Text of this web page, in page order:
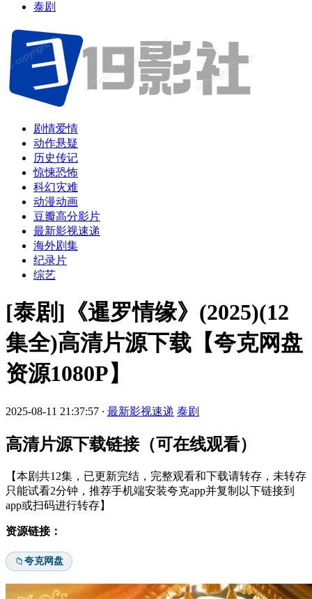
泰剧
剧情爱情
动作悬疑
历史传记
惊悚恐怖
科幻灾难
动漫动画
豆瓣高分影片
最新影视速递
海外剧集
纪录片
综艺
[泰剧]《暹罗情缘》(2025)(12
集全)高清片源下载【夸克网盘
资源1080P】
2025-08-11 21:37:57 · 最新影视速递 泰剧
高清片源下载链接（可在线观看）
【本剧共12集，已更新完结，完整观看和下载请转存，未转存
只能试看2分钟，推荐手机端安装夸克app并复制以下链接到
app或扫码进行转存】
资源链接：
📁夸克网盘